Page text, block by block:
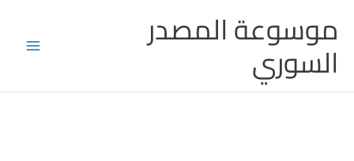
المحتوى
موسوعة المصدر
السوري